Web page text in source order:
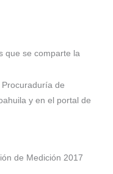
que se comparte la
de
y en el portal de
de Medición 2017